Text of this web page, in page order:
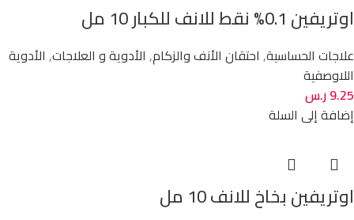
اوتريفين 0.1% نقط للانف للكبار 10 مل
علاجات الحساسية, احتقان الأنف والزكام, الأدوية و العلاجات, الأدوية
اللاوصفية
9.25ر.س
إضافة إلى السلة
اوتريفين بخاخ للانف 10 مل